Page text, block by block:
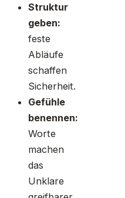
Struktur
geben:
feste
Abläufe
schaffen
Sicherheit.
Gefühle
benennen:
Worte
machen
das
Unklare